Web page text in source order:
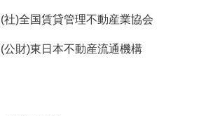
(社)全国賃貸管理不動産業協会
(公財)東日本不動産流通機構